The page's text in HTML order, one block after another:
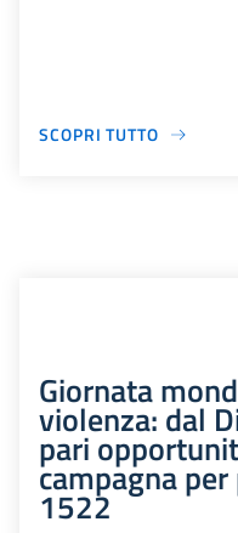
SCOPRI TUTTO
Giornata
violenza: dal
pari
campagna
1522